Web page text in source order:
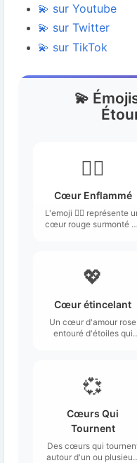
💫 sur Youtube
💫 sur Twitter
💫 sur TikTok
💫
❤️‍🔥
Cœur Enflammé
L'emoji ❤️‍🔥 représente
cœur rouge surmonté de
💖
Cœur étincelant
Un cœur d'amour rose
entouré d'étoiles qui
💞
Cœurs Qui
Tournent
Des cœurs qui
autour d'un ou